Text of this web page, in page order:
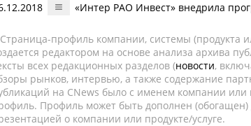
«Интер РАО Инвест» внедрила
профиль компании, системы (продукта
редактором на основе анализа архива
всех редакционных разделов (новости,
рынков, интервью, а также содержание
на CNews было с именем компании или
Профиль может быть дополнен
о компании или продукте/услуге.